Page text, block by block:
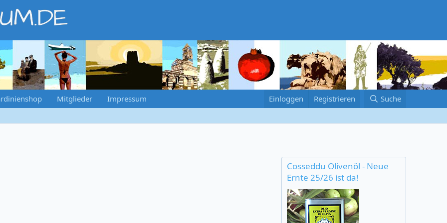
Mitglieder Impressum Einloggen Registrieren Suche
Cosseddu Olivenöl - Neue
Ernte 25/26 ist da!